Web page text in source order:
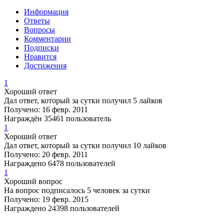
Информация
Ответы
Вопросы
Комментарии
Подписки
Нравится
Достижения
1
Хороший ответ
Дал ответ, который за сутки получил 5 лайков
Получено: 16 февр. 2011
Награждён 35461 пользователь
1
Хороший ответ
Дал ответ, который за сутки получил 10 лайков
Получено: 20 февр. 2011
Награждено 6478 пользователей
1
Хороший вопрос
На вопрос подписалось 5 человек за сутки
Получено: 19 февр. 2015
Награждено 24398 пользователей